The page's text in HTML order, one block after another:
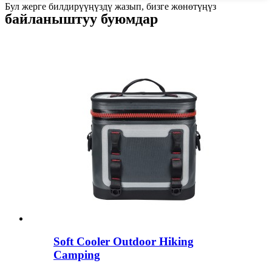
Бул жерге билдирүүңүздү жазып, бизге жөнөтүңүз
байланыштуу буюмдар
Soft Cooler Outdoor Hiking
Camping